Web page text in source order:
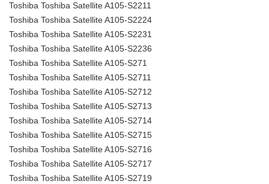
Toshiba Toshiba Satellite A105-S2211
Toshiba Toshiba Satellite A105-S2224
Toshiba Toshiba Satellite A105-S2231
Toshiba Toshiba Satellite A105-S2236
Toshiba Toshiba Satellite A105-S271
Toshiba Toshiba Satellite A105-S2711
Toshiba Toshiba Satellite A105-S2712
Toshiba Toshiba Satellite A105-S2713
Toshiba Toshiba Satellite A105-S2714
Toshiba Toshiba Satellite A105-S2715
Toshiba Toshiba Satellite A105-S2716
Toshiba Toshiba Satellite A105-S2717
Toshiba Toshiba Satellite A105-S2719